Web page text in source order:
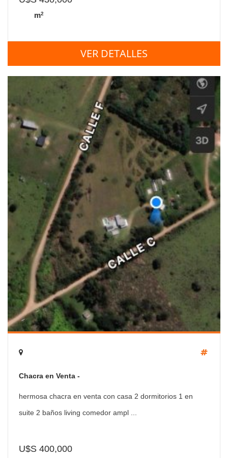
m2
VER DETALLES
Chacra en Venta -
hermosa chacra en venta con casa 2 dormitorios 1 en
suite 2 baños living comedor ampl ...
U$S 400,000